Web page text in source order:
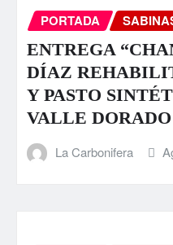
PORTADA
ENTREGA
DÍAZ
Y PASTO
VALLE DORADO
La Carbonifera